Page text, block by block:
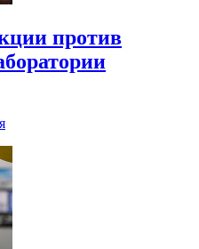
против